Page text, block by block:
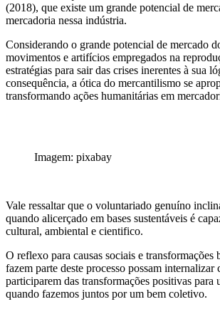
(2018), que existe um grande potencial de
mercadoria nessa indústria.
Considerando o grande potencial de mercado
movimentos e artifícios empregados na
estratégias para sair das crises inerentes à sua
consequência, a ótica do mercantilismo se
transformando ações humanitárias em
Imagem: pixabay
Vale ressaltar que o voluntariado genuíno
quando alicerçado em bases sustentáveis é
cultural, ambiental e cientifico.
O reflexo para causas sociais e
fazem parte deste processo possam
participarem das transformações positivas
quando fazemos juntos por um bem coletivo.